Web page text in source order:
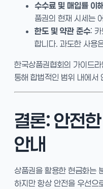
수수료 및 매입률 이
품권의 현재 시세는
한도 및 약관 준수:
합니다. 과도한 사용
한국상품권협회의 가이드
통해 합법적인 범위 내에서
결론: 안전
안내
상품권을 활용한 현금화는
하지만 항상 안전을 우선으